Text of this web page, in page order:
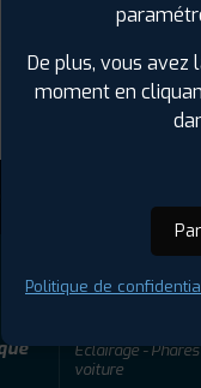
adherent
Éclairage -
voiture
De plus, vous avez
moment en
Politique de